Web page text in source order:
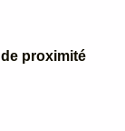
proximité